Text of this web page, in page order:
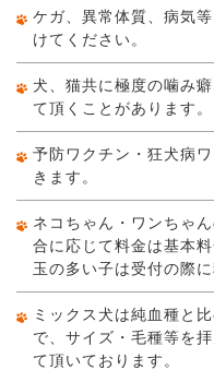
ケガ、異常体質、病気
けてください。
犬、猫共に極度の噛み
て頂くことがあります。
予防ワクチン・狂犬病
きます。
ネコちゃん・ワンちゃ
合に応じて料金は基本
玉の多い子は受付の際
ミックス犬は純血種と
で、サイズ・毛種等を
て頂いております。